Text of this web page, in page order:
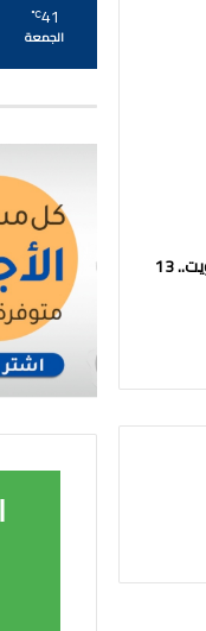
حدث في مثل هذا اليوم في الكويت.. 13
41
℃
الجمعة